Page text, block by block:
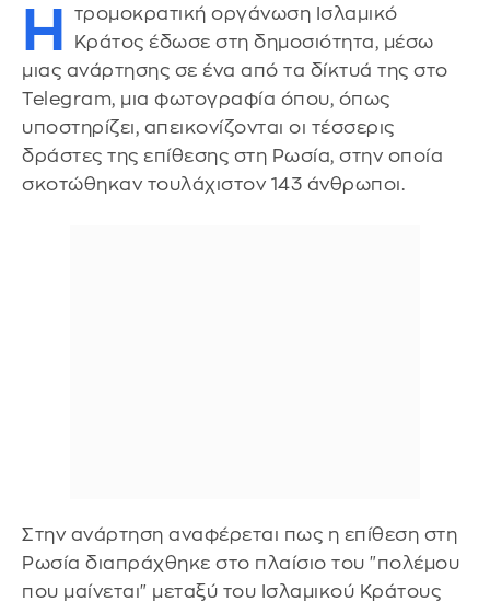
Η
τρομοκρατική οργάνωση Ισλαμικό
Κράτος έδωσε στη δημοσιότητα, μέσω
μιας ανάρτησης σε ένα από τα δίκτυά της στο
Telegram, μια φωτογραφία όπου, όπως
υποστηρίζει, απεικονίζονται οι τέσσερις
δράστες της επίθεσης στη Ρωσία, στην οποία
σκοτώθηκαν τουλάχιστον 143 άνθρωποι.
Στην ανάρτηση αναφέρεται πως η επίθεση στη
Ρωσία διαπράχθηκε στο πλαίσιο του "πολέμου
που μαίνεται" μεταξύ του Ισλαμικού Κράτους